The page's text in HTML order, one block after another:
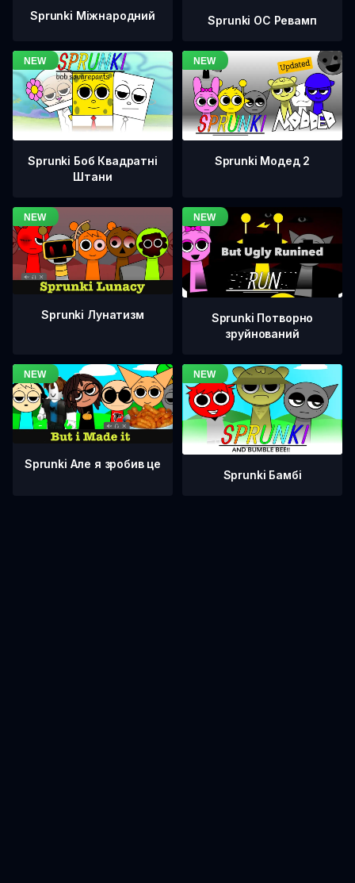
Sprunki Міжнародний Sprunki OC Ревамп
Sprunki Боб Квадратні
Штани
Sprunki Модед 2
Sprunki Лунатизм
Sprunki Потворно
зруйнований
Sprunki Але я зробив це
Sprunki Бамбі